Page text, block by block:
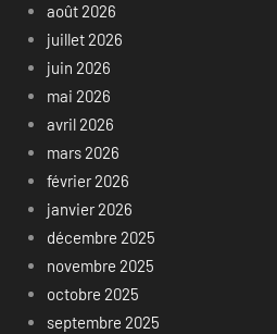
août 2026
juillet 2026
juin 2026
mai 2026
avril 2026
mars 2026
février 2026
janvier 2026
décembre 2025
novembre 2025
octobre 2025
septembre 2025